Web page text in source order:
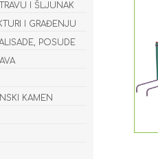
I ŠLJUNAK
I GRAĐENJU
POSUDE
KAMEN